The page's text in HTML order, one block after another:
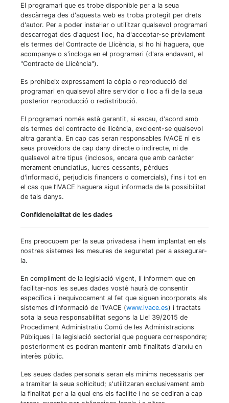
El programari que es trobe disponible per a la seua
descàrrega des d'aquesta web es troba protegit per drets
d'autor. Per a poder instal·lar o utilitzar qualsevol programari
descarregat des d'aquest lloc, ha d'acceptar-se prèviament
els termes del Contracte de Llicència, si ho hi haguera, que
acompanye o s'incloga en el programari (d'ara endavant, el
"Contracte de Llicència").
Es prohibeix expressament la còpia o reproducció del
programari en qualsevol altre servidor o lloc a fi de la seua
posterior reproducció o redistribució.
El programari només està garantit, si escau, d'acord amb
els termes del contracte de llicència, excloent-se qualsevol
altra garantia. En cap cas seran responsables IVACE ni els
seus proveïdors de cap dany directe o indirecte, ni de
qualsevol altre tipus (inclosos, encara que amb caràcter
merament enunciatius, lucres cessants, pèrdues
d'informació, perjudicis financers o comercials), fins i tot en
el cas que l’IVACE haguera sigut informada de la possibilitat
de tals danys.
Confidencialitat de les dades
Ens preocupem per la seua privadesa i hem implantat en els
nostres sistemes les mesures de seguretat per a assegurar-
la.
En compliment de la legislació vigent, li informem que en
facilitar-nos les seues dades vostè haurà de consentir
específica i inequívocament al fet que siguen incorporats als
sistemes d'informació de l’IVACE (www.ivace.es) i tractats
sota la seua responsabilitat segons la Llei 39/2015 de
Procediment Administratiu Comú de les Administracions
Públiques i la legislació sectorial que poguera correspondre;
posteriorment es podran mantenir amb finalitats d'arxiu en
interès públic.
Les seues dades personals seran els mínims necessaris per
a tramitar la seua sol·licitud; s'utilitzaran exclusivament amb
la finalitat per a la qual ens els facilite i no se cediran a cap